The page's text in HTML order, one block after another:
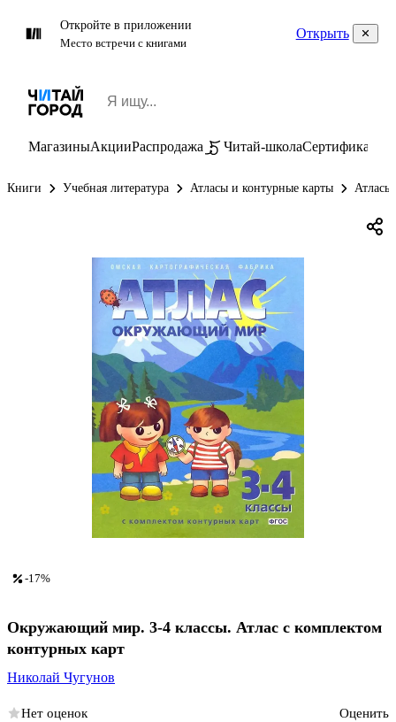
Откройте в приложении
Место встречи с книгами
Открыть
МагазиныАкцииРаспродажа Читай-школаСертификаты
Книги Учебная литература Атласы и контурные карты Атласы
-17%
Окружающий мир. 3-4 классы. Атлас с комплектом
контурных карт
Николай Чугунов
Нет оценок
Оценить